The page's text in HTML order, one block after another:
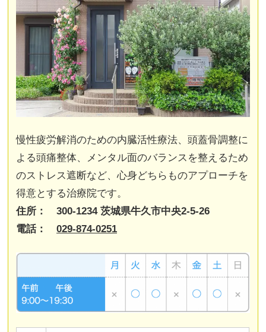
慢性疲労解消のための内臓活性療法、頭蓋骨調整に
よる頭痛整体、メンタル面のバランスを整えるため
のストレス遮断など、心身どちらものアプローチを
得意とする治療院です。
住所： 300-1234 茨城県牛久市中央2-5-26
電話：029-874-0251